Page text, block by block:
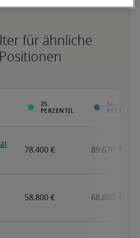
für ähnliche
Positionen